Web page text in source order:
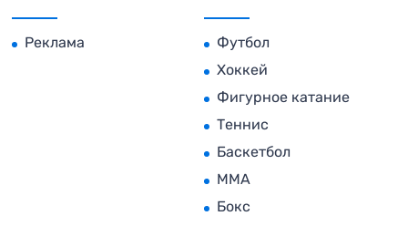
Реклама
Футбол
Хоккей
Фигурное катание
Теннис
Баскетбол
MMA
Бокс